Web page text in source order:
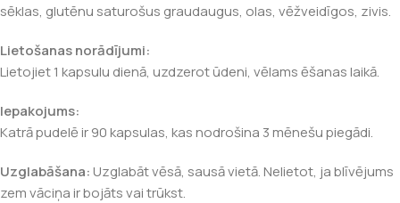
sēklas, glutēnu saturošus graudaugus, olas, vēžveidīgos, zivis.
Lietošanas norādījumi:
Lietojiet 1 kapsulu dienā, uzdzerot ūdeni, vēlams ēšanas laikā.
Iepakojums:
Katrā pudelē ir 90 kapsulas, kas nodrošina 3 mēnešu piegādi.
Uzglabāšana:Uzglabāt vēsā, sausā vietā. Nelietot, ja blīvējums
zem vāciņa ir bojāts vai trūkst.